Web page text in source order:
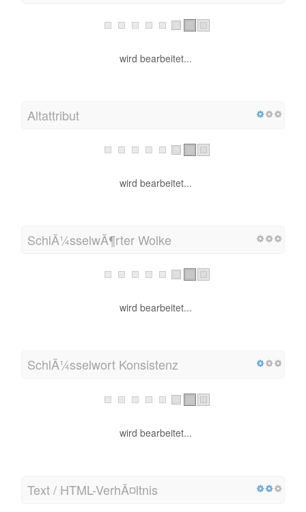
wird bearbeitet...
Altattribut
wird bearbeitet...
SchlÃ¼sselwÃ¶rter Wolke
wird bearbeitet...
SchlÃ¼sselwort Konsistenz
wird bearbeitet...
Text / HTML-VerhÃ¤ltnis